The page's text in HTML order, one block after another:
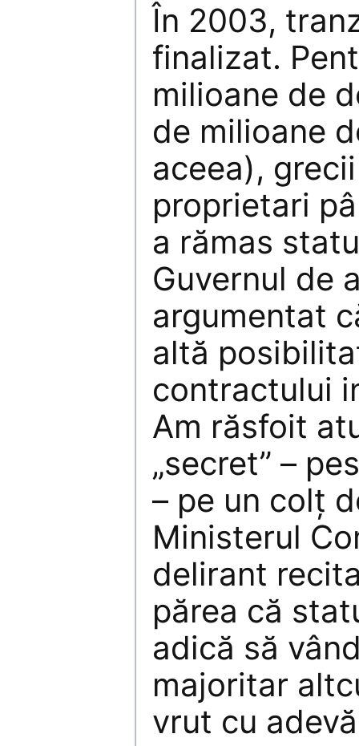
În 2003,
finalizat.
milioane de
de milioane
aceea),
proprietari
a rămas
Guvernul de
argumentat
altă
contractului
Am răsfoit
„secret” –
– pe un colţ
Ministerul
delirant
părea că
adică să
majoritar
vrut cu